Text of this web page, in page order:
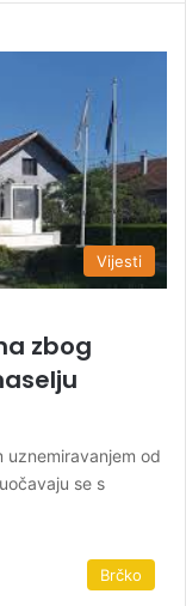
Vijesti
zbog
uznemiravanjem od
se s
Brčko